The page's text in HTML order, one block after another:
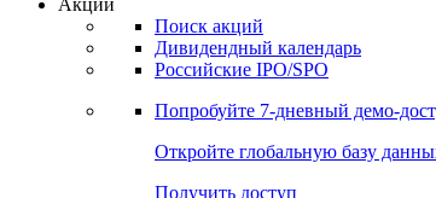
Откройте глобальную базу данных
Получить доступ
Акции
Поиск акций
Дивидендный календарь
Российские IPO/SPO
Попробуйте7-дневный